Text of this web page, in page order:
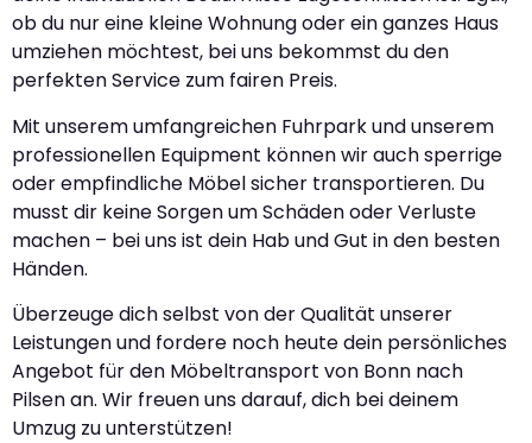
ob du nur eine kleine Wohnung oder ein ganzes Haus
umziehen möchtest, bei uns bekommst du den
perfekten Service zum fairen Preis.
Mit unserem umfangreichen Fuhrpark und unserem
professionellen Equipment können wir auch sperrige
oder empfindliche Möbel sicher transportieren. Du
musst dir keine Sorgen um Schäden oder Verluste
machen – bei uns ist dein Hab und Gut in den besten
Händen.
Überzeuge dich selbst von der Qualität unserer
Leistungen und fordere noch heute dein persönliches
Angebot für den Möbeltransport von Bonn nach
Pilsen an. Wir freuen uns darauf, dich bei deinem
Umzug zu unterstützen!